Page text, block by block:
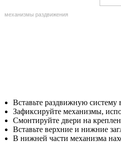
механизмы раздвижения
Вставьте раздвижную систему
Зафиксируйте механизмы,
Смонтируйте двери на
Вставьте верхние и нижние
В нижней части механизма